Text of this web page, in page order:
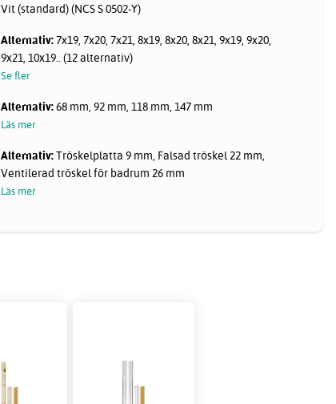
Vit (standard) (NCS S 0502-Y)
Alternativ:7x19, 7x20, 7x21, 8x19, 8x20, 8x21, 9x19, 9x20,
9x21, 10x19.. (12 alternativ)
Se fler
Alternativ:68 mm, 92 mm, 118 mm, 147 mm
Läs mer
Alternativ:Tröskelplatta 9 mm, Falsad tröskel 22 mm,
Ventilerad tröskel för badrum 26 mm
Läs mer